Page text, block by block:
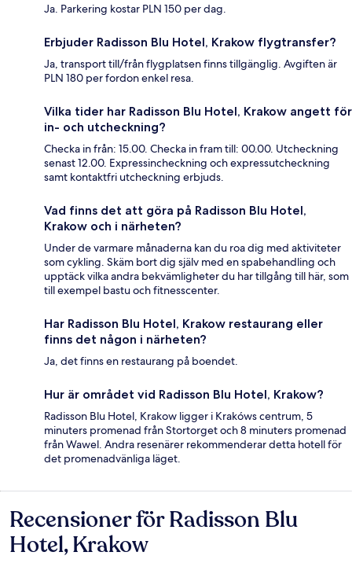
Ja. Parkering kostar PLN 150 per dag.
Erbjuder Radisson Blu Hotel, Krakow flygtransfer?
Ja, transport till/från flygplatsen finns tillgänglig. Avgiften är
PLN 180 per fordon enkel resa.
Vilka tider har Radisson Blu Hotel, Krakow angett för
in- och utcheckning?
Checka in från: 15.00. Checka in fram till: 00.00. Utcheckning
senast 12.00. Expressincheckning och expressutcheckning
samt kontaktfri utcheckning erbjuds.
Vad finns det att göra på Radisson Blu Hotel,
Krakow och i närheten?
Under de varmare månaderna kan du roa dig med aktiviteter
som cykling. Skäm bort dig själv med en spabehandling och
upptäck vilka andra bekvämligheter du har tillgång till här, som
till exempel bastu och fitnesscenter.
Har Radisson Blu Hotel, Krakow restaurang eller
finns det någon i närheten?
Ja, det finns en restaurang på boendet.
Hur är området vid Radisson Blu Hotel, Krakow?
Radisson Blu Hotel, Krakow ligger i Krakóws centrum, 5
minuters promenad från Stortorget och 8 minuters promenad
från Wawel. Andra resenärer rekommenderar detta hotell för
det promenadvänliga läget.
Recensioner
Recensioner för Radisson Blu
Hotel, Krakow